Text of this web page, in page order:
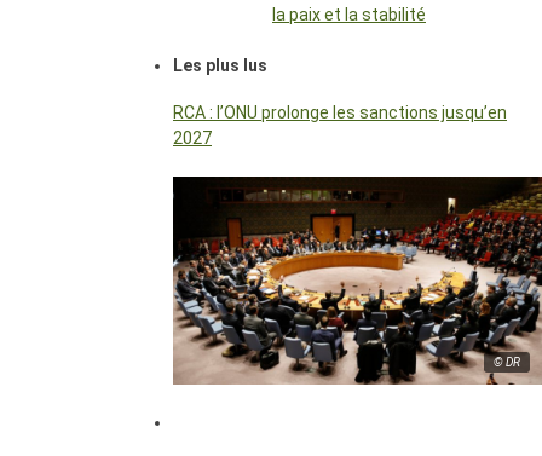
la paix et la stabilité
Les plus lus
RCA : l’ONU prolonge les sanctions jusqu’en
2027
© DR